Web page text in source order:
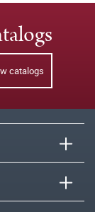
catalogs